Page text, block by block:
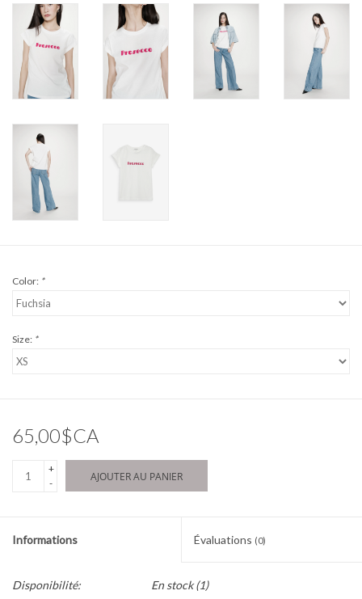
Color: *
Size: *
65,00$CA
+
-
AJOUTER AU PANIER
Informations Évaluations (0)
Disponibilité: En stock(1)